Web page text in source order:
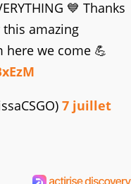
💙 Thanks
amazing
we come 💪
7 juillet